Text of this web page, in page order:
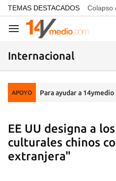
common.go-to-content
TEMAS DESTACADOS Colapso
Navegación
Internacional
APOYO Para ayudar a 14ymedio
EE UU designa a
culturales chinos
extranjera"